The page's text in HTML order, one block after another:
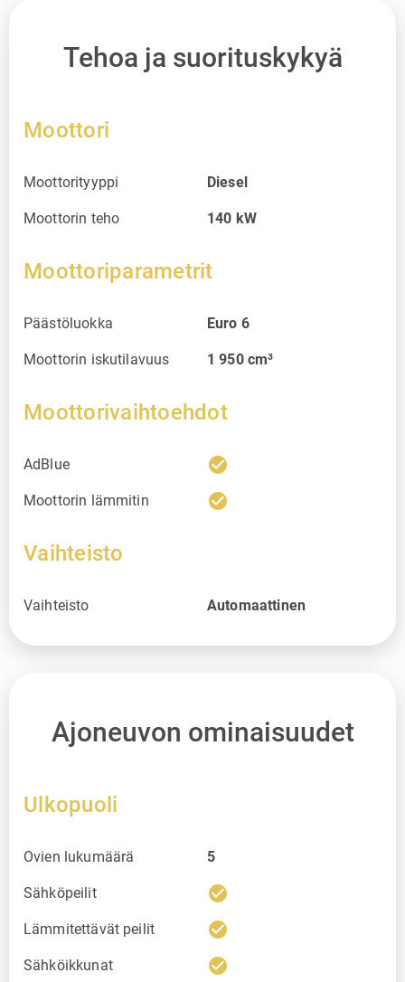
Tehoa ja suorituskykyä
Moottori
Moottorityyppi Diesel
Moottorin teho 140 kW
Moottoriparametrit
Päästöluokka Euro 6
Moottorin iskutilavuus 1 950 cm³
Moottorivaihtoehdot
AdBlue check_circle
Moottorin lämmitin check_circle
Vaihteisto
Vaihteisto Automaattinen
Ajoneuvon ominaisuudet
Ulkopuoli
Ovien lukumäärä 5
Sähköpeilit check_circle
Lämmitettävät peilit check_circle
Sähköikkunat check_circle